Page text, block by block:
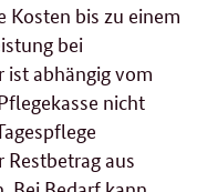
Kosten bis zu einem
bei
ist abhängig vom
nicht
aus